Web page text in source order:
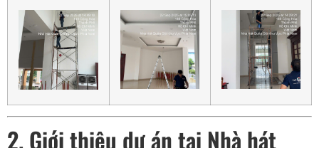
2. Giới thiệu dự án tại Nhà hát